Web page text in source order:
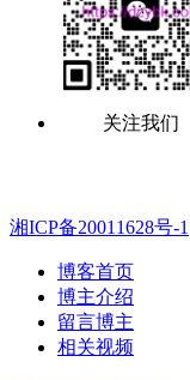
关注我们
湘ICP备20011628号-1
博客首页
博主介绍
留言博主
相关视频